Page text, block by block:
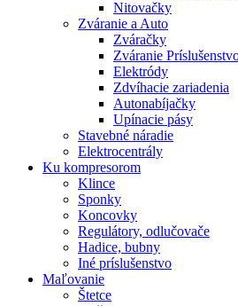
Nitovačky
Zváranie a Auto
Zváračky
Zváranie
Elektródy
Zdvíhacie zariadenia
Autonabíjačky
Upínacie pásy
Stavebné náradie
Elektrocentrály
Ku kompresorom
Klince
Sponky
Koncovky
Regulátory, odlučovače
Hadice, bubny
Iné príslušenstvo
Maľovanie
Štetce